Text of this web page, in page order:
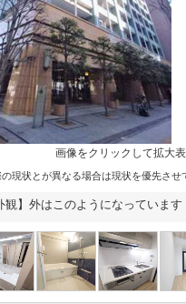
画像をクリックして拡大
現状とが異なる場合は現状を優先させ
観】外はこのようになっています